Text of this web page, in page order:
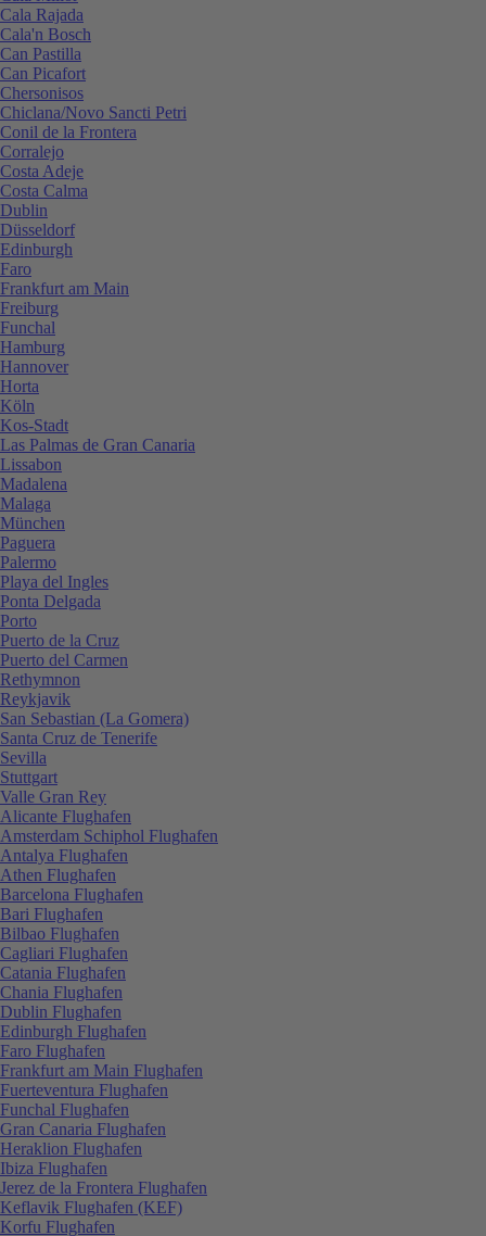
Cala Rajada
Cala'n Bosch
Can Pastilla
Can Picafort
Chersonisos
Chiclana/Novo Sancti Petri
Conil de la Frontera
Corralejo
Costa Adeje
Costa Calma
Dublin
Düsseldorf
Edinburgh
Faro
Frankfurt am Main
Freiburg
Funchal
Hamburg
Hannover
Horta
Köln
Kos-Stadt
Las Palmas de Gran Canaria
Lissabon
Madalena
Malaga
München
Paguera
Palermo
Playa del Ingles
Ponta Delgada
Porto
Puerto de la Cruz
Puerto del Carmen
Rethymnon
Reykjavik
San Sebastian (La Gomera)
Santa Cruz de Tenerife
Sevilla
Stuttgart
Valle Gran Rey
Alicante Flughafen
Amsterdam Schiphol Flughafen
Antalya Flughafen
Athen Flughafen
Barcelona Flughafen
Bari Flughafen
Bilbao Flughafen
Cagliari Flughafen
Catania Flughafen
Chania Flughafen
Dublin Flughafen
Edinburgh Flughafen
Faro Flughafen
Frankfurt am Main Flughafen
Fuerteventura Flughafen
Funchal Flughafen
Gran Canaria Flughafen
Heraklion Flughafen
Ibiza Flughafen
Jerez de la Frontera Flughafen
Keflavik Flughafen (KEF)
Korfu Flughafen